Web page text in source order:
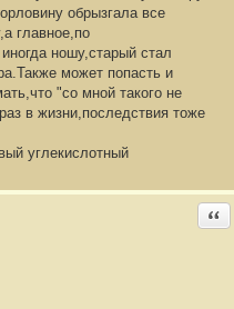
обрызгала все
главное,по
ношу,старый стал
может попасть и
"со мной такого не
в жизни,последствия тоже
углекислотный